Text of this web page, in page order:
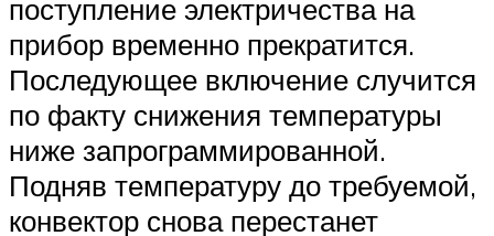
поступление электричества на
прибор временно прекратится.
Последующее включение случится
по факту снижения температуры
ниже запрограммированной.
Подняв температуру до требуемой,
конвектор снова перестанет